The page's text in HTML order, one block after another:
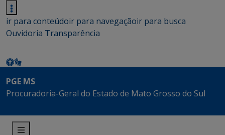
ir para conteúdoir para navegaçãoir para busca
Ouvidoria Transparência
PGE MS
Procuradoria-Geral do Estado de Mato Grosso do Sul